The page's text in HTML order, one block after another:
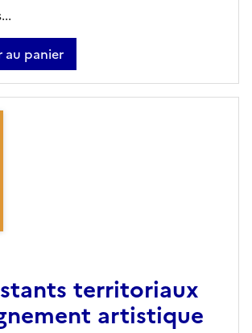
au panier
territoriaux
artistique